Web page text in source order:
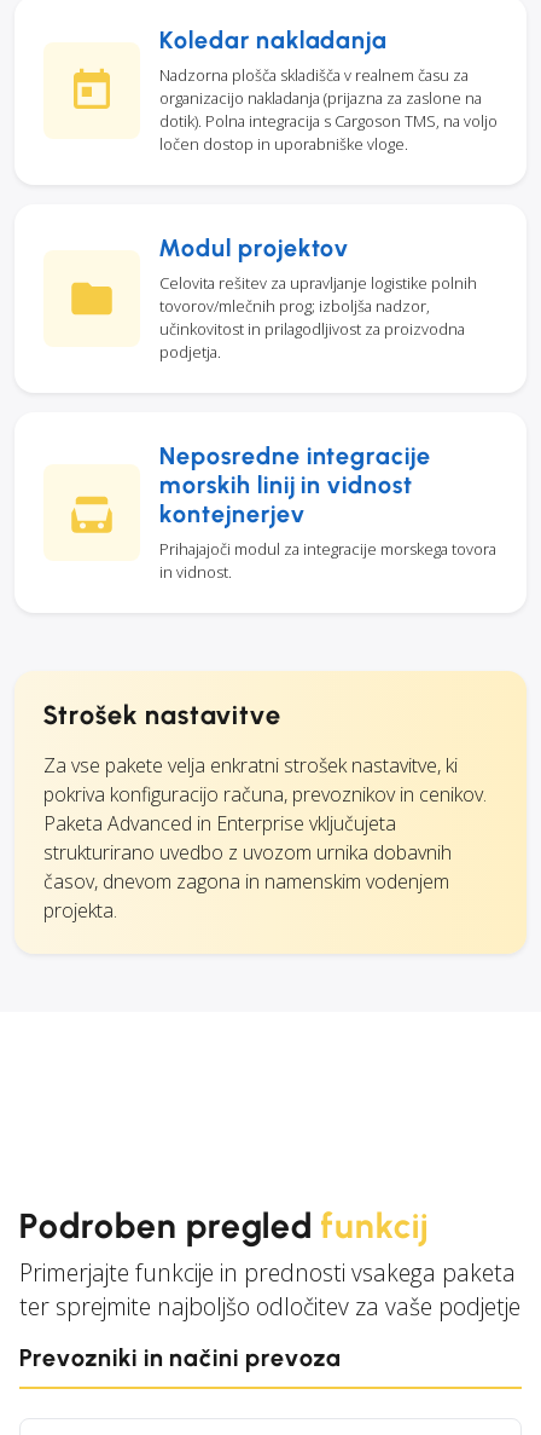
Koledar nakladanja
Nadzorna plošča skladišča v realnem času za
organizacijo nakladanja (prijazna za zaslone na
dotik). Polna integracija s Cargoson TMS, na voljo
ločen dostop in uporabniške vloge.
Modul projektov
Celovita rešitev za upravljanje logistike polnih
tovorov/mlečnih prog; izboljša nadzor,
učinkovitost in prilagodljivost za proizvodna
podjetja.
Neposredne integracije
morskih linij in vidnost
kontejnerjev
Prihajajoči modul za integracije morskega tovora
in vidnost.
Strošek nastavitve
Za vse pakete velja enkratni strošek nastavitve, ki
pokriva konfiguracijo računa, prevoznikov in cenikov.
Paketa Advanced in Enterprise vključujeta
strukturirano uvedbo z uvozom urnika dobavnih
časov, dnevom zagona in namenskim vodenjem
projekta.
Podroben pregledfunkcij
Primerjajte funkcije in prednosti vsakega paketa
ter sprejmite najboljšo odločitev za vaše podjetje
Prevozniki in načini prevoza